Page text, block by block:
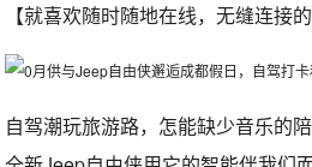
【就喜欢随时随地在线，无缝连接
自驾潮玩旅游路，怎能缺少音乐的